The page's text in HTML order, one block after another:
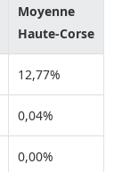
Moyenne
Haute-Corse
12,77%
0,04%
0,00%